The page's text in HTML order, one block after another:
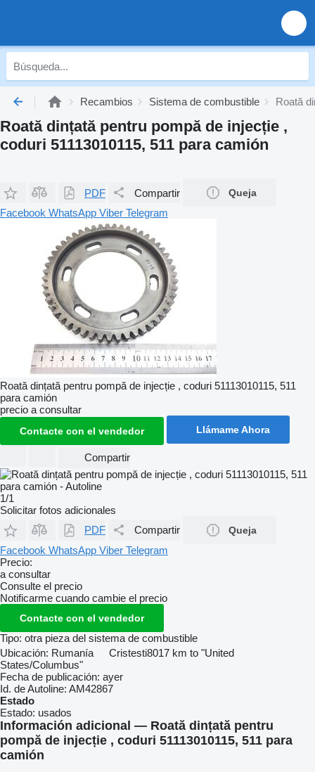
Recambios Sistema de combustible Roată
Roată dințată pentru pompă de injecție ,
coduri 51113010115, 511 para camión
PDF Compartir Queja
Facebook WhatsApp Viber Telegram
Roată dințată pentru pompă de injecție , coduri 51113010115, 511
para camión
precio a consultar
Contacte con el vendedor Llámame Ahora
Compartir
1/1
Solicitar fotos adicionales
PDF
Compartir Queja
Facebook WhatsApp Viber Telegram
Precio:
a consultar
Consulte el precio
Notificarme cuando cambie el precio
Contacte con el vendedor
Tipo: otra pieza del sistema de combustible
Ubicación: Rumanía Cristesti8017 km to "United
States/Columbus"
Fecha de publicación: ayer
Id. de Autoline: AM42867
Estado
Estado: usados
Información adicional — Roată dințată pentru
pompă de injecție , coduri 51113010115, 511 para
camión